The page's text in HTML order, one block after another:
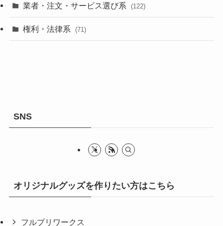
業者・注文・サービス選び系 (122)
権利・法律系 (71)
SNS
オリジナルグッズを作りたい方はこちら
フルプリワークス